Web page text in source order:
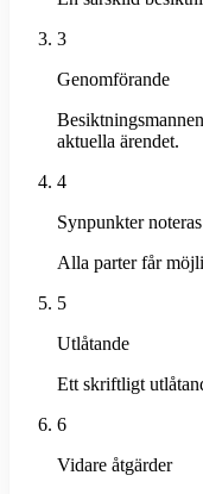
3
Genomförande
aktuella ärendet.
4
Synpunkter noteras
Alla parter får
5
Utlåtande
Ett skriftligt
6
Vidare åtgärder